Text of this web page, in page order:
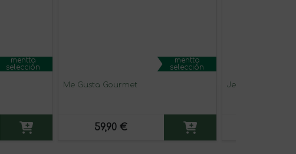
mentta
selección
mentta
selección
Me Gusta Gourmet
59,90 €
Jengibre polvo